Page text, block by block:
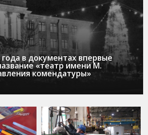
года в документах впервые
«театр имени М.
комендатуры»